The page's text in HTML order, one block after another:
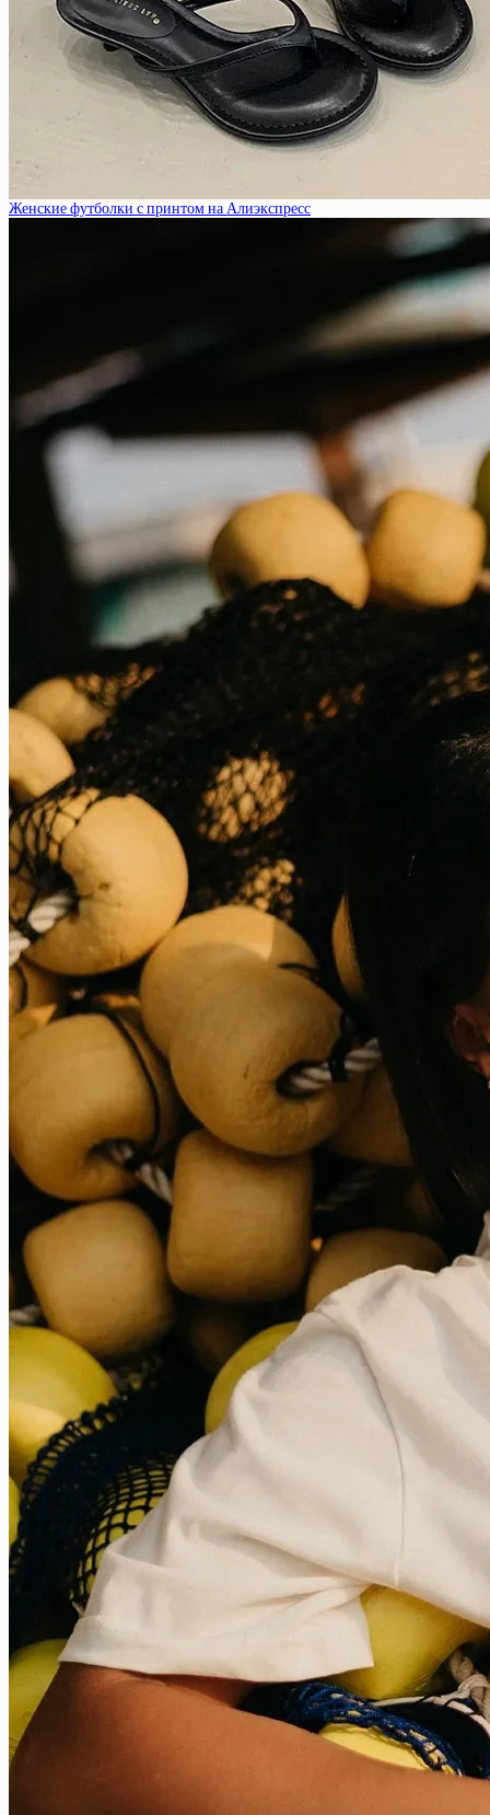
Женские футболки с принтом на Алиэкспресс